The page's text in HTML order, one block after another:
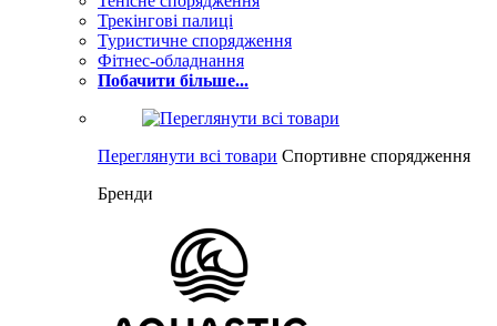
Трекінгові палиці
Туристичне спорядження
Фітнес-обладнання
Побачити більше...
Переглянути всі товари Спортивне спорядження
Бренди